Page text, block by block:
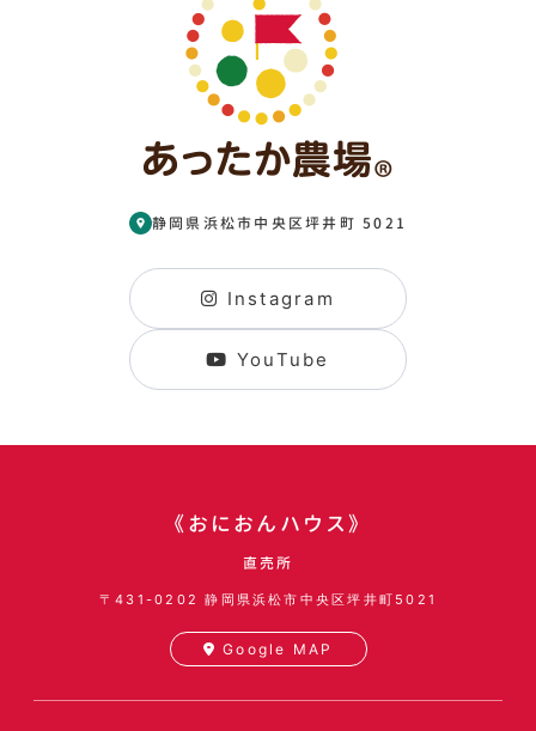
静岡県浜松市中央区坪井町 5021
Instagram
YouTube
《おにおんハウス》
直売所
〒431-0202 静岡県浜松市中央区坪井町5021
Google MAP